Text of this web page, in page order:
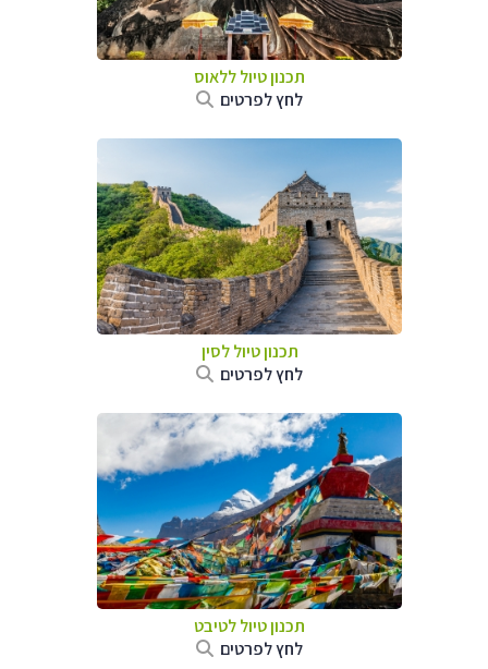
תכנון טיולללאוס
לחץ לפרטים
תכנון טיוללסין
לחץ לפרטים
תכנון טיוללטיבט
לחץ לפרטים